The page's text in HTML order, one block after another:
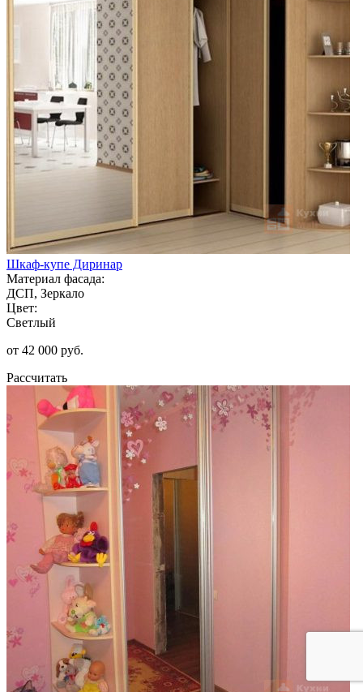
Шкаф-купе Диринар
Материал фасада:
ДСП, Зеркало
Цвет:
Светлый
от 42 000 руб.
Рассчитать